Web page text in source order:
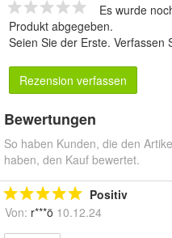
Es wurde
Produkt abgegeben.
Seien Sie der Erste. Verfassen
Rezension verfassen
Bewertungen
So haben Kunden, die den
haben, den Kauf bewertet.
Positiv
Von: r***ö 10.12.24